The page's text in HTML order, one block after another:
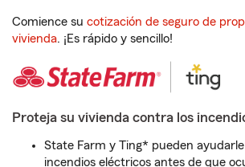
Comience su cotización de seguro de
vivienda. ¡Es rápido y sencillo!
Proteja su vivienda contra los
State Farm y Ting* pueden
incendios eléctricos antes de que